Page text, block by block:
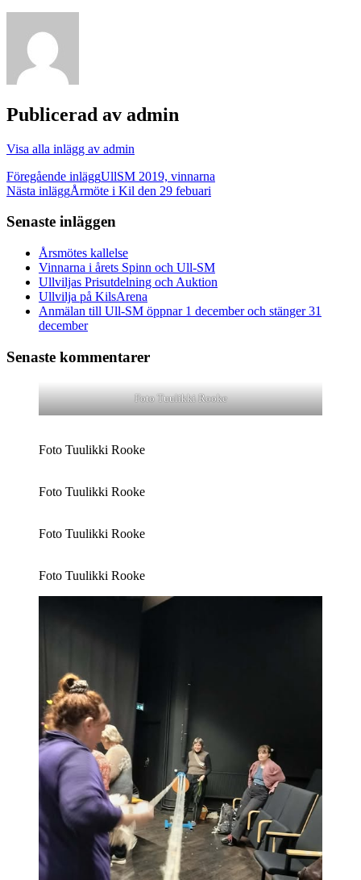
Publicerad av admin
Visa alla inlägg av admin
Inläggsnavigering
Föregående inläggUllSM 2019, vinnarna
Nästa inläggÅrmöte i Kil den 29 febuari
Senaste inläggen
Årsmötes kallelse
Vinnarna i årets Spinn och Ull-SM
Ullviljas Prisutdelning och Auktion
Ullvilja på KilsArena
Anmälan till Ull-SM öppnar 1 december och stänger 31
december
Senaste kommentarer
Foto Tuulikki Rooke
Foto Tuulikki Rooke
Foto Tuulikki Rooke
Foto Tuulikki Rooke
Foto Tuulikki Rooke